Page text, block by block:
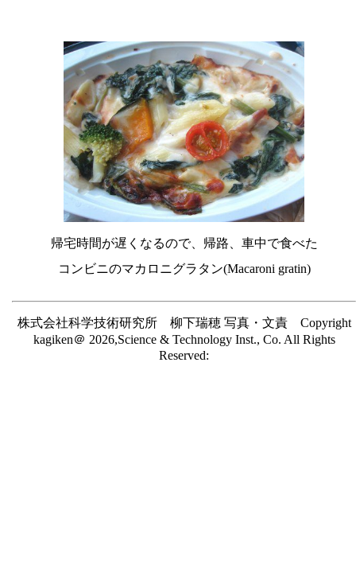
帰宅時間が遅くなるので、帰路、車中で食べた
コンビニのマカロニグラタン(Macaroni gratin)